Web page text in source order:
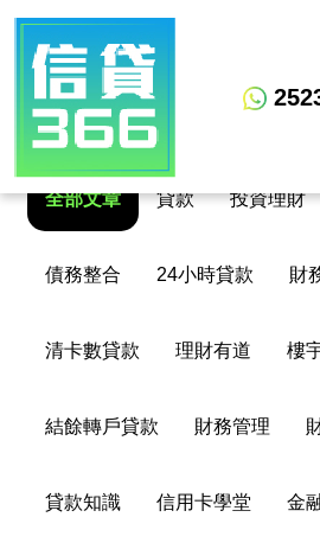
全部文章 貸款 投資理財
債務整合 24小時貸款 財
清卡數貸款 理財有道 樓
結餘轉戶貸款 財務管理
貸款知識 信用卡學堂 金